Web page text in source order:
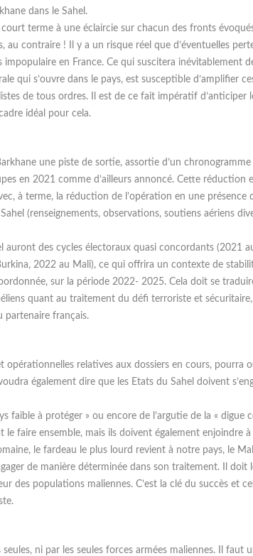
dans le Sahel.
terme à une éclaircie sur chacun des fronts
au contraire ! Il y a un risque réel que d’éventuelles
en France. Ce qui suscitera inévitablement
qui s’ouvre dans le pays, est susceptible d’amplifier
de tous ordres. Il est de ce fait impératif d’anticiper
idéal pour cela.
une piste de sortie, assortie d’un chronogramme
en 2021 comme d’ailleurs annoncé. Cette réduction
à terme, la réduction de l’opération en une présence
(renseignements, observations, soutiens aériens
auront des cycles électoraux quasi concordants (2021
2022 au Mali), ce qui offrira un contexte de
sur la période 2022- 2025. Cela doit se
quant au traitement du défi terroriste et sécuritaire,
partenaire français.
opérationnelles relatives aux dossiers en cours, pourra
également dire que les Etats du Sahel doivent
faible à protéger » ou encore de l’argutie de la « digue
faire ensemble, mais ils doivent également enjoindre à
le fardeau le plus lourd revient à notre pays, le
de manière déterminée dans son traitement. Il doit
des populations maliennes. C’est la clé du succès et
ni par les seules forces armées maliennes. Il faut